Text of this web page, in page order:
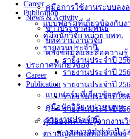
คู่มือการใช้งานระบบลง
News & Activity
ข่าวประชาสัมพันธ์
บทความงานวิจัย
คลังข้อมูลและสื่อความรู้
ประกาศที่เกี่ยวข้อง
Career
Publication
แบบฟอร์มที่เกี่ยวข้องกับ
คู่มือนักวิจัย หน่วย บพท.
รายงานประจำปี
รายงานประจำปี
Career
Publication
แบบฟอร์มที่เกี่ยวข้องกับง
คู่มือนักวิจัย หน่วย บพท.
รายงานประจำปี
รายงานประจำปี
รายงานประจำปี
รายงานประจำปี
รายงานประจำปี
รายงานประจำปี
คู่มือองค์ความรู้จากงานวิ
ตราสัญลักษณ์ที่เกี่ยวข้อง